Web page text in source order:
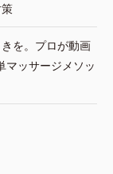
を。プロが動画
マッサージメソッ